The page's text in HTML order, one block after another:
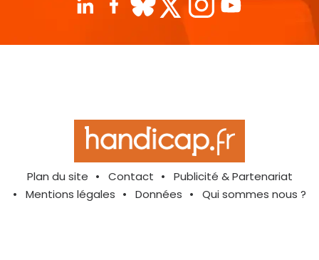
Plan du site Contact
Publicité & Partenariat
Mentions légales
Données Qui sommes nous ?